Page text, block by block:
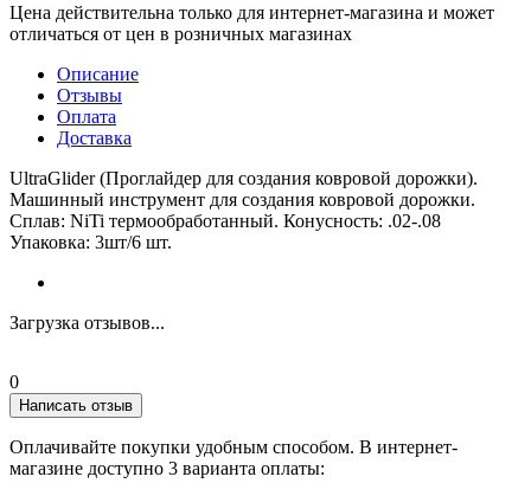
Цена действительна только для интернет-магазина и может
отличаться от цен в розничных магазинах
Описание
Отзывы
Оплата
Доставка
UltraGlider (Проглайдер для создания ковровой дорожки).
Машинный инструмент для создания ковровой дорожки.
Сплав: NiTi термообработанный. Конусность: .02-.08
Упаковка: 3шт/6 шт.
Загрузка отзывов...
0
Написать отзыв
Оплачивайте покупки удобным способом. В интернет-
магазине доступно 3 варианта оплаты: